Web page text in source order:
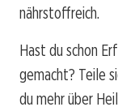
nährstoffreich.
Hast du schon
gemacht? Teile
du mehr über